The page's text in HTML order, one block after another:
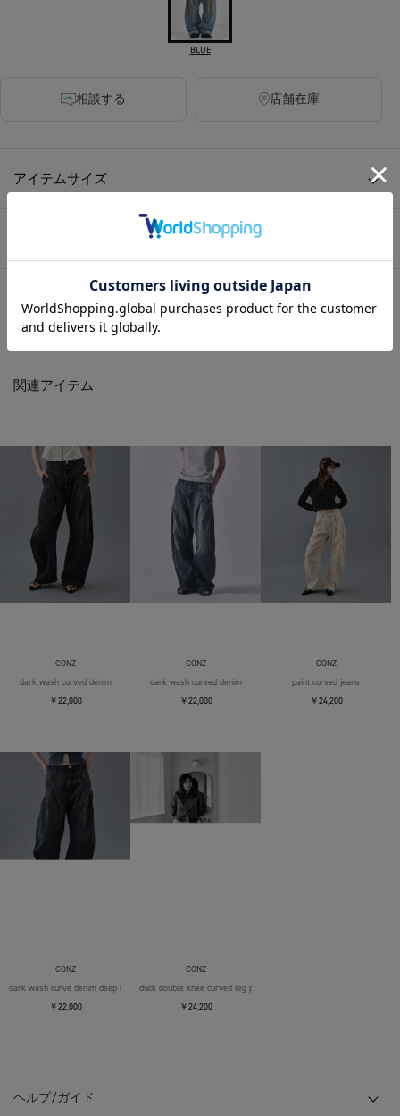
BLUE
相談する 店舗在庫
アイテムサイズ
パンツ /デニムパンツ /distressed curve denim
HOME /WOMENS /BRAND /CONZ / distressed curve denim
関連アイテム
CONZ
dark wash curved denim
￥22,000
CONZ
dark wash curved denim
￥22,000
CONZ
paint curved jeans
￥24,200
CONZ
dark wash curve denim deep blue
￥22,000
CONZ
duck double knee curved leg pants
￥24,200
ヘルプ/ガイド